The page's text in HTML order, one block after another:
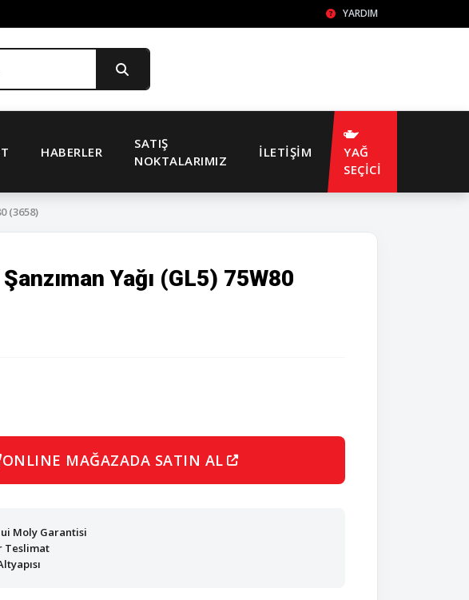
YARDIM
HABERLER
SATIŞ
NOKTALARIMIZ
İLETIŞIM
YAĞ
SEÇİCİ
(3658)
Yağı (GL5) 75W80
ONLINE MAĞAZADA SATIN AL
Moly Garantisi
Teslimat